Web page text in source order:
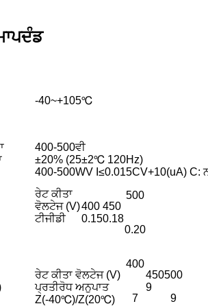
-40~+105℃
400-500ਵੀ
±20% (25±2℃ 120Hz)
400-500WV I≤0.015CV+10(uA) C:
ਰੇਟ ਕੀਤਾ
ਵੋਲਟੇਜ (V)400 450
500
ਟੀਜੀਡੀ
0.150.18
0.20
ਰੇਟ ਕੀਤਾ ਵੋਲਟੇਜ (V)
400
450500
ਪ੍ਰਤੀਰੋਧ ਅਨੁਪਾਤ
Z(-40℃)/Z(20℃)
7
9
9